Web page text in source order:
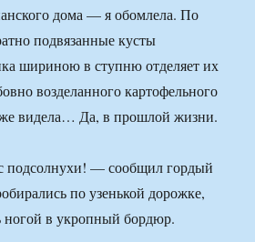
дома — я обомлела. По
подвязанные кусты
шириною в ступню отделяет их
возделанного картофельного
видела… Да, в прошлой жизни.
подсолнухи! — сообщил гордый
по узенькой дорожке,
ногой в укропный бордюр.